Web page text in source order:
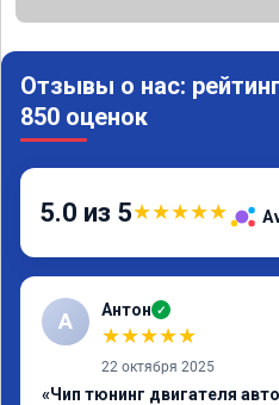
Отзывы о нас:
850 оценок
5.0 из 5★★★★★
А Антон ✓
★★★★★
22 октября 2025
«Чип тюнинг двигателя